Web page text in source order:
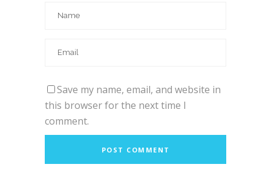
Save my name, email, and website in
this browser for the next time I
comment.